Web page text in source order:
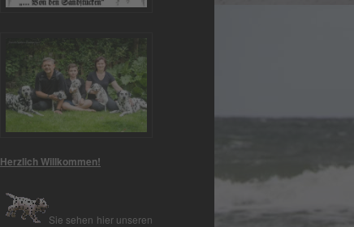
Herzlich Willkommen!
Sie sehen hier unseren